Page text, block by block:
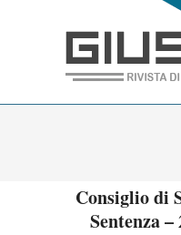
Giustamm
Consiglio di
Sentenza –